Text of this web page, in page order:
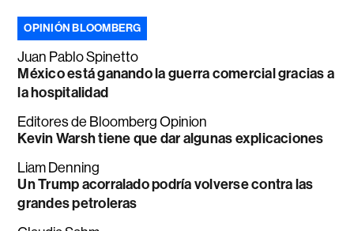
OPINIÓN BLOOMBERG
Juan Pablo Spinetto
México está ganando la guerra comercial gracias a
la hospitalidad
Editores de Bloomberg Opinion
Kevin Warsh tiene que dar algunas explicaciones
Liam Denning
Un Trump acorralado podría volverse contra las
grandes petroleras